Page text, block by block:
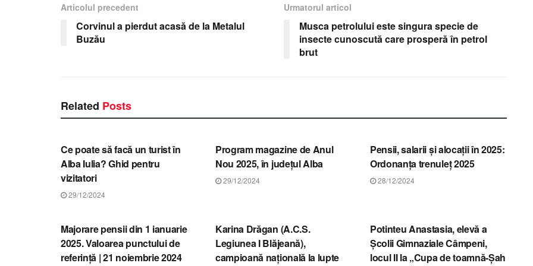
Articolul precedent
Corvinul a pierdut acasă de la Metalul
Buzău
Urmatorul articol
Musca petrolului este singura specie de
insecte cunoscută care prosperă în petrol
brut
Related Posts
Ce poate să facă un turist în
Alba Iulia? Ghid pentru
vizitatori
29/12/2024
Program magazine de Anul
Nou 2025, în județul Alba
29/12/2024
Pensii, salarii și alocații în 2025:
Ordonanța trenuleț 2025
28/12/2024
Majorare pensii din 1 ianuarie
2025. Valoarea punctului de
referință | 21 noiembrie 2024
Karina Drăgan (A.C.S.
Legiunea I Blăjeană),
campioană națională la lupte
Potinteu Anastasia, elevă a
Școlii Gimnaziale Câmpeni,
locul II la „Cupa de toamnă-Șah